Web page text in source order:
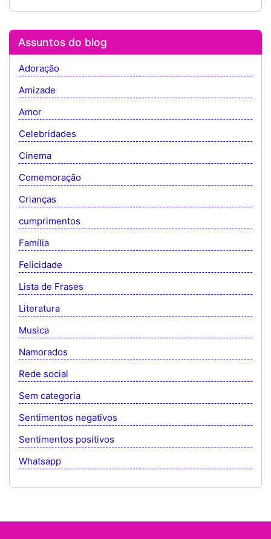
Assuntos do blog
Adoração
Amizade
Amor
Celebridades
Cinema
Comemoração
Crianças
cumprimentos
Família
Felicidade
Lista de Frases
Literatura
Musica
Namorados
Rede social
Sem categoria
Sentimentos negativos
Sentimentos positivos
Whatsapp